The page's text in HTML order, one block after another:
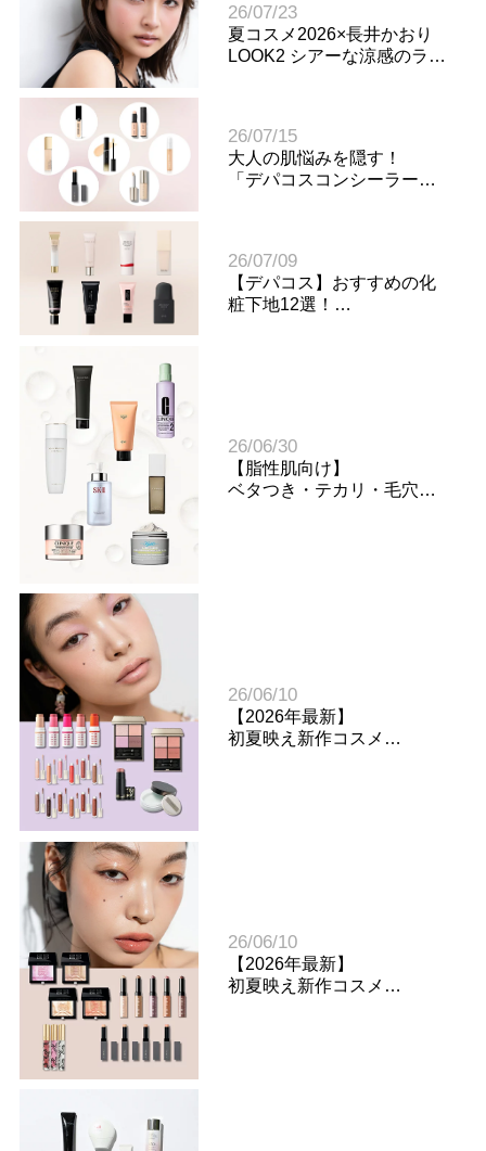
夏コスメ2026×長井かおり
LOOK2 シアーな涼感のラベ
26/07/23
大人の肌悩みを隠す！
「デパコスコンシーラー」
26/07/15
【デパコス】おすすめの化
粧下地12選！
26/07/09
【脂性肌向け】
ベタつき・テカリ・毛穴目
26/06/30
【2026年最新】
初夏映え新作コスメ
26/06/10
【2026年最新】
初夏映え新作コスメ
26/06/10